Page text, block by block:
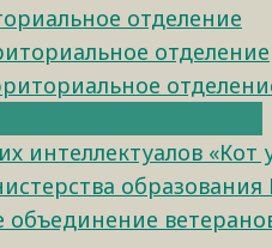
отделение
отделение
интеллектуалов «Кот
образования